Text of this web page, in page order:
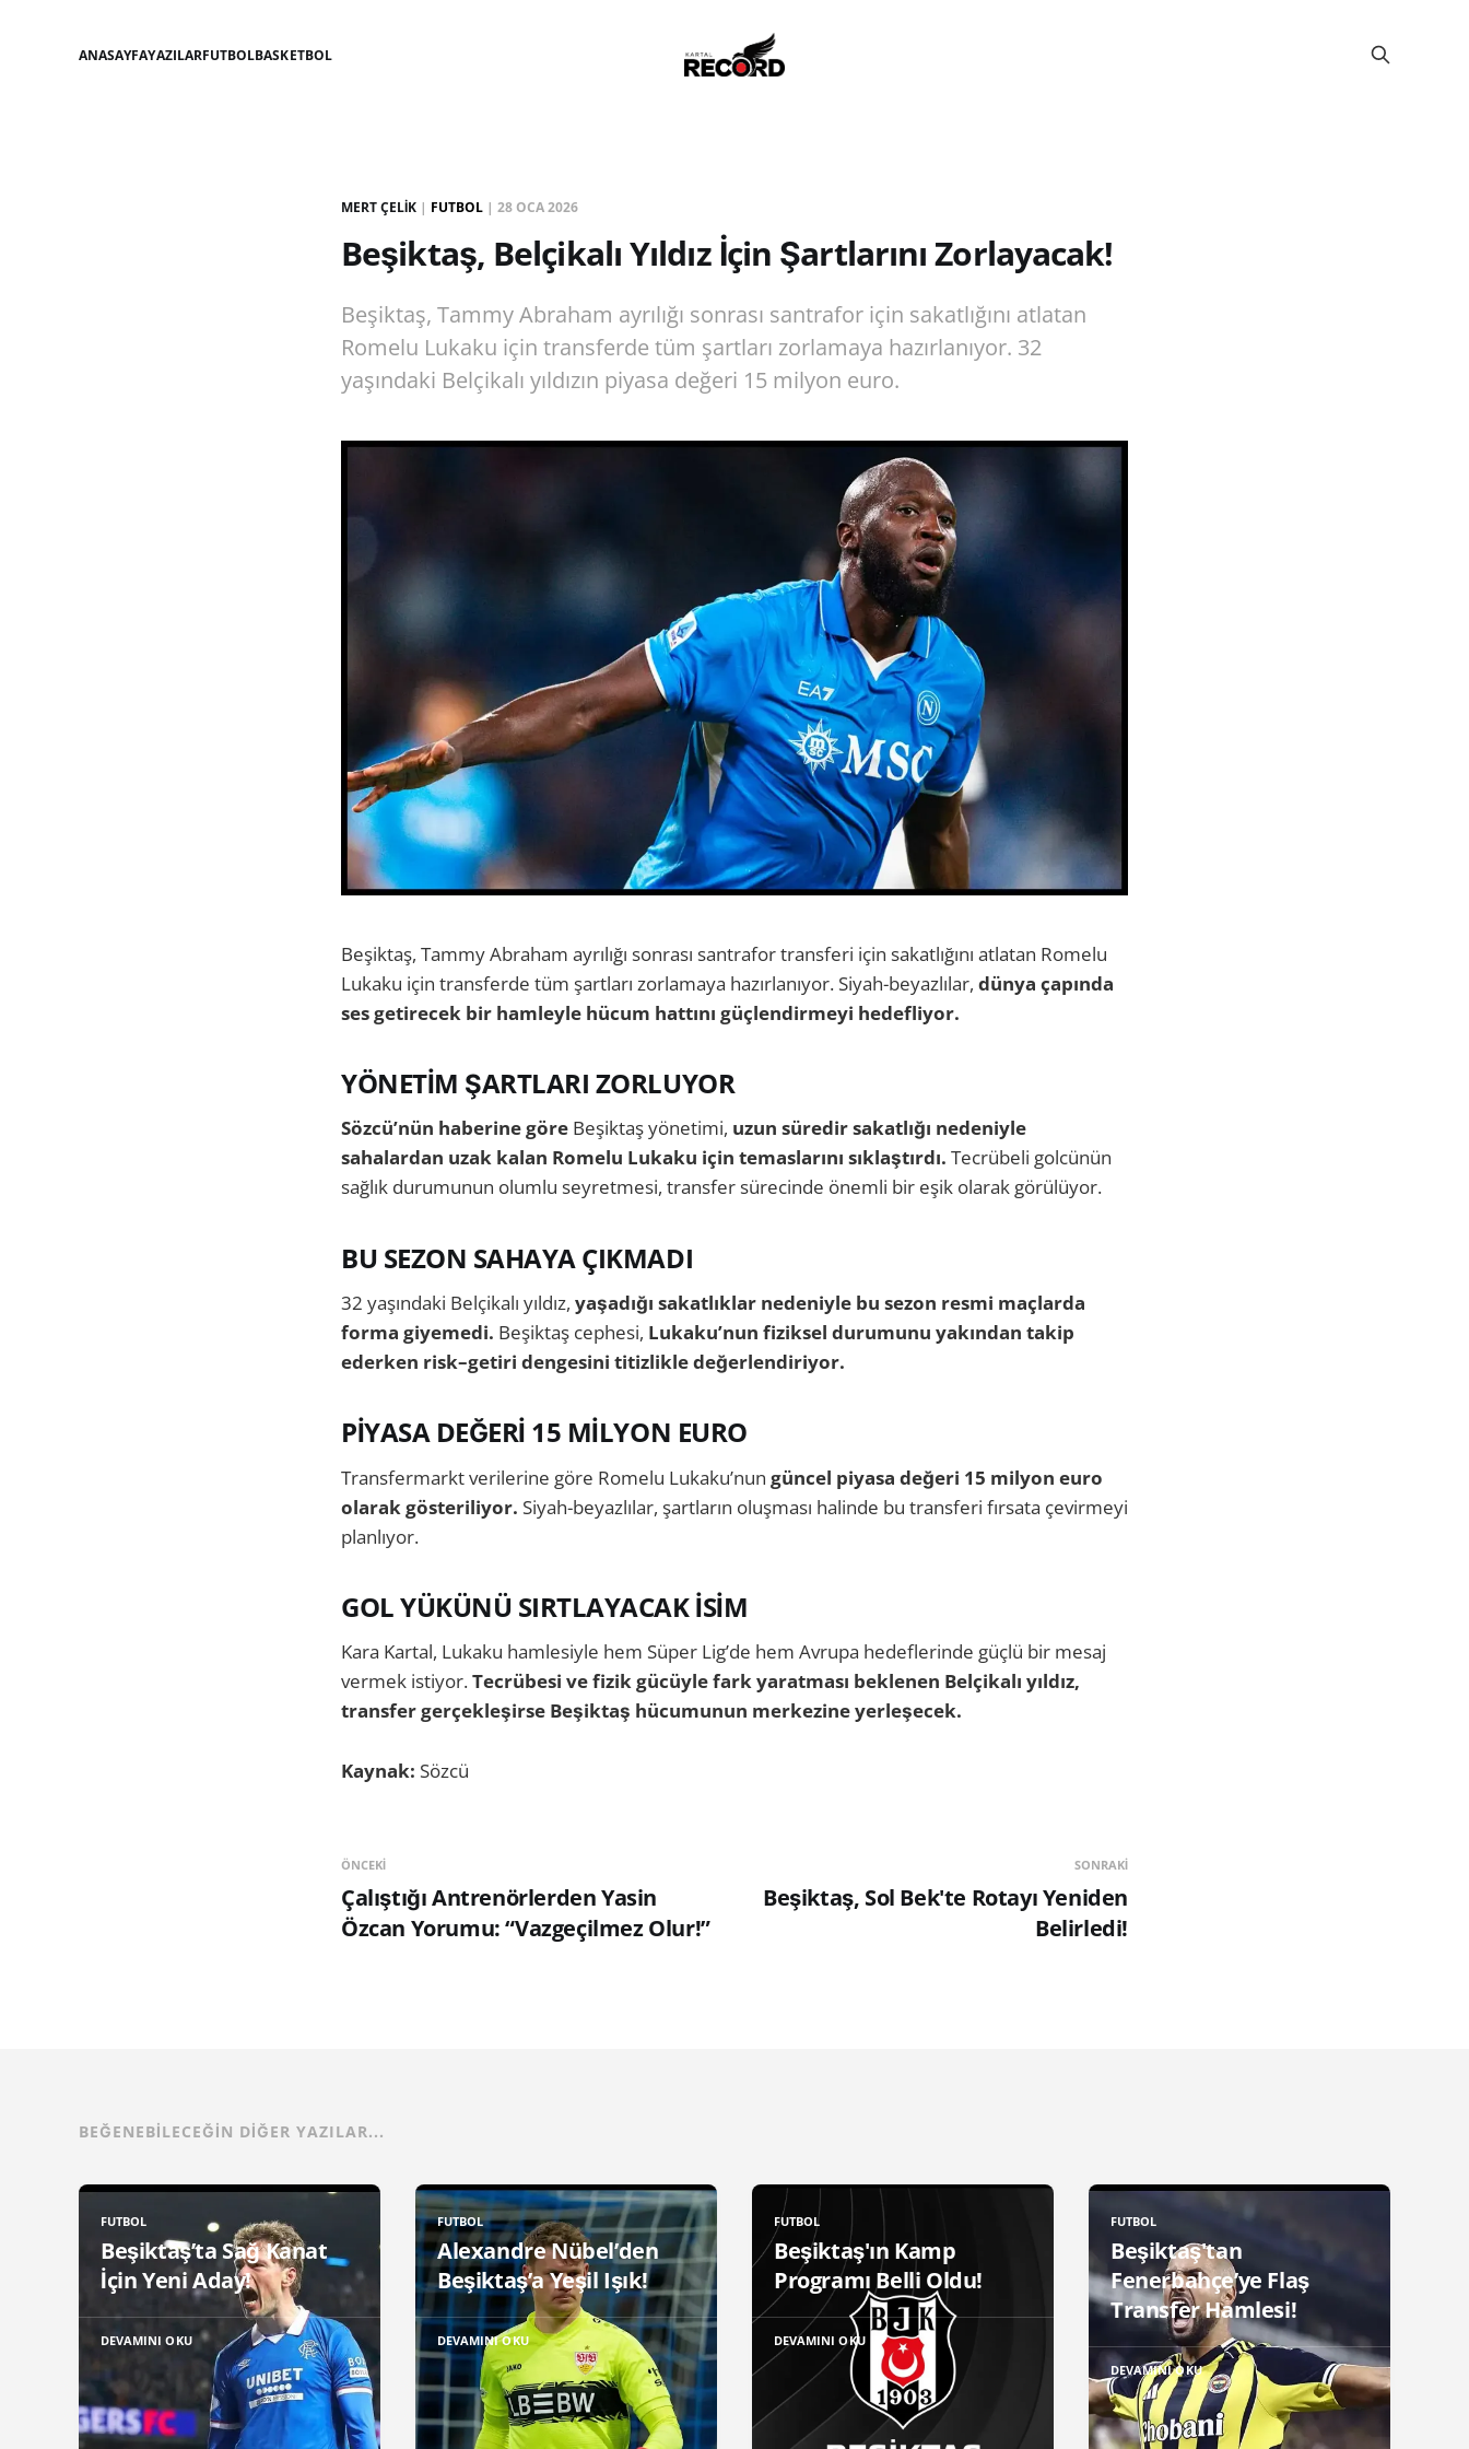
ANASAYFAYAZILARFUTBOLBASKETBOL
MERT ÇELIK | FUTBOL | 28 OCA 2026
Beşiktaş, Belçikalı Yıldız İçin Şartlarını Zorlayacak!
Beşiktaş, Tammy Abraham ayrılığı sonrası santrafor için sakatlığını atlatan
Romelu Lukaku için transferde tüm şartları zorlamaya hazırlanıyor. 32
yaşındaki Belçikalı yıldızın piyasa değeri 15 milyon euro.
Beşiktaş, Tammy Abraham ayrılığı sonrası santrafor transferi için sakatlığını atlatan Romelu
Lukaku için transferde tüm şartları zorlamaya hazırlanıyor. Siyah-beyazlılar, dünya çapında
ses getirecek bir hamleyle hücum hattını güçlendirmeyi hedefliyor.
YÖNETİM ŞARTLARI ZORLUYOR
Sözcü’nün haberine göre Beşiktaş yönetimi, uzun süredir sakatlığı nedeniyle
sahalardan uzak kalan Romelu Lukaku için temaslarını sıklaştırdı. Tecrübeli golcünün
sağlık durumunun olumlu seyretmesi, transfer sürecinde önemli bir eşik olarak görülüyor.
BU SEZON SAHAYA ÇIKMADI
32 yaşındaki Belçikalı yıldız, yaşadığı sakatlıklar nedeniyle bu sezon resmi maçlarda
forma giyemedi. Beşiktaş cephesi, Lukaku’nun fiziksel durumunu yakından takip
ederken risk–getiri dengesini titizlikle değerlendiriyor.
PİYASA DEĞERİ 15 MİLYON EURO
Transfermarkt verilerine göre Romelu Lukaku’nun güncel piyasa değeri 15 milyon euro
olarak gösteriliyor. Siyah-beyazlılar, şartların oluşması halinde bu transferi fırsata çevirmeyi
planlıyor.
GOL YÜKÜNÜ SIRTLAYACAK İSİM
Kara Kartal, Lukaku hamlesiyle hem Süper Lig’de hem Avrupa hedeflerinde güçlü bir mesaj
vermek istiyor.Tecrübesi ve fizik gücüyle fark yaratması beklenen Belçikalı yıldız,
transfer gerçekleşirse Beşiktaş hücumunun merkezine yerleşecek.
Kaynak: Sözcü
ÖNCEKI
Çalıştığı Antrenörlerden Yasin
Özcan Yorumu: “Vazgeçilmez Olur!”
SONRAKI
Beşiktaş, Sol Bek'te Rotayı Yeniden
Belirledi!
BEĞENEBILECEĞIN DIĞER YAZILAR...
FUTBOL
Beşiktaş’ta Sağ Kanat
İçin Yeni Aday!
DEVAMINI OKU
FUTBOL
Alexandre Nübel’den
Beşiktaş’a Yeşil Işık!
DEVAMINI OKU
FUTBOL
Beşiktaş'ın Kamp
Programı Belli Oldu!
DEVAMINI OKU
FUTBOL
Beşiktaş'tan
Fenerbahçe’ye Flaş
Transfer Hamlesi!
DEVAMINI OKU